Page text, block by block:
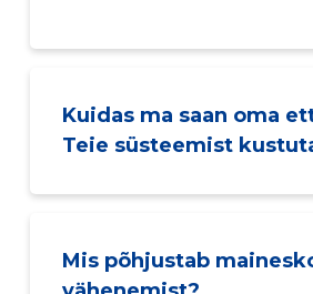
Kuidas ma saan oma
Teie süsteemist
Mis põhjustab